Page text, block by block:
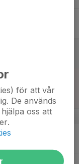
(A)
för att vår
De används
oss att